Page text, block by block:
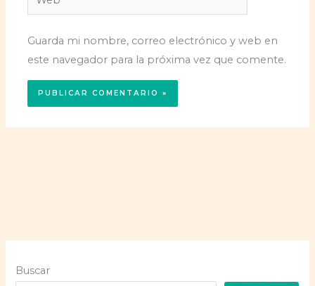
Guarda mi nombre, correo electrónico y web en
este navegador para la próxima vez que comente.
Buscar